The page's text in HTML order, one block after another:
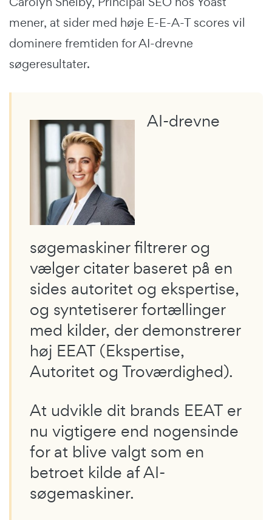
mener, at sider med høje E-E-A-T scores vil
dominere fremtiden for AI-drevne
søgeresultater.
AI-drevne
søgemaskiner filtrerer og
vælger citater baseret på en
sides autoritet og ekspertise,
og syntetiserer fortællinger
med kilder, der demonstrerer
høj EEAT (Ekspertise,
Autoritet og Troværdighed).
At udvikle dit brands EEAT er
nu vigtigere end nogensinde
for at blive valgt som en
betroet kilde af AI-
søgemaskiner.